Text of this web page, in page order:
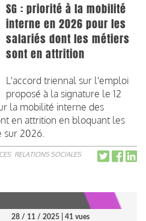
SG : priorité à la mobilité
interne en 2026 pour les
salariés dont les métiers
sont en attrition
L'accord triennal sur l'emploi
proposé à la signature le 12
la mobilité interne des
en attrition en bloquant les
2026.
RELATIONS SOCIALES
28 / 11 / 2025 | 41 vues